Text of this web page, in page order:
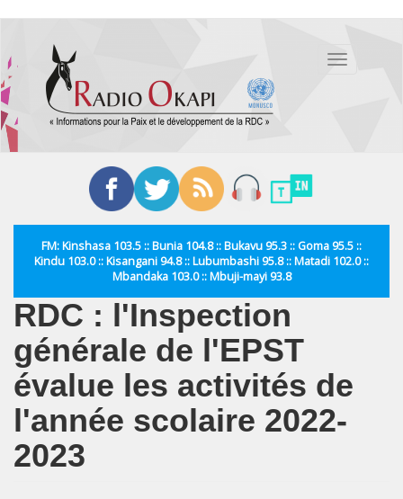
contenu
principal
Toggle
FM: Kinshasa 103.5 :: Bunia 104.8 :: Bukavu 95.3 :: Goma 95.5 ::
Kindu 103.0 :: Kisangani 94.8 :: Lubumbashi 95.8 :: Matadi 102.0 ::
Mbandaka 103.0 :: Mbuji-mayi 93.8
RDC : l'Inspection
générale de l'EPST
évalue les activités de
l'année scolaire 2022-
2023